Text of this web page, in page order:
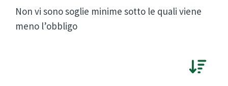
Non vi sono soglie minime sotto le quali viene
meno l’obbligo